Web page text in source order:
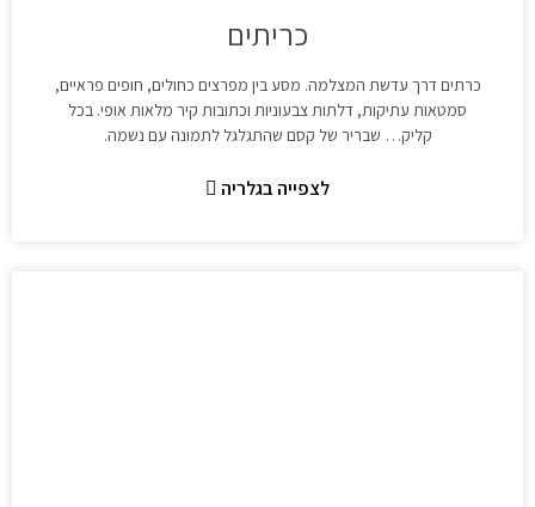
כריתים
כרתים דרך עדשת המצלמה. מסע בין מפרצים כחולים, חופים פראיים,
סמטאות עתיקות, דלתות צבעוניות וכתובות קיר מלאות אופי. בכל
קליק… שבריר של קסם שהתגלגל לתמונה עם נשמה.
לצפייה בגלריה